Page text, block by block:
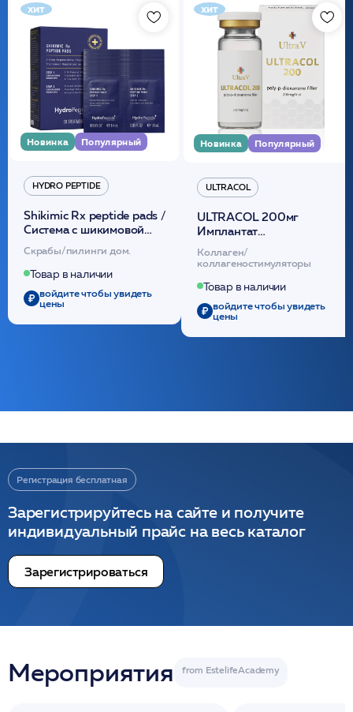
хит
Новинка Популярный
HYDRO PEPTIDE
Shikimic Rx peptide pads /
Cистема с шикимовой
кислотой обновляющая
(30шт) /HP
Скрабы/пилинги дом.
Товар в наличии
войдите чтобы увидеть
цены
хит
Новинка Популярный
ULTRACOL
ULTRACOL 200мг
Имплантат
внутридермальный,
стерильный на основе
полидиоксанона
/ULTRACOL
Коллаген/
коллагеностимуляторы
Товар в наличии
войдите чтобы увидеть
цены
Регистрация бесплатная
Зарегистрируйтесь на сайте и получите
индивидуальный прайс на весь каталог
Зарегистрироваться
Мероприятия